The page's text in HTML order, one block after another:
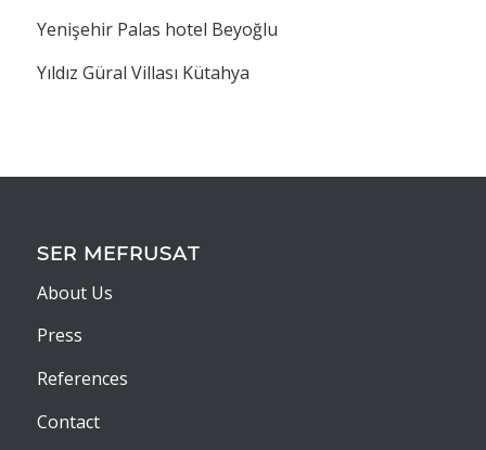
Yenişehir Palas hotel Beyoğlu
Yıldız Güral Villası Kütahya
SER MEFRUSAT
About Us
Press
References
Contact